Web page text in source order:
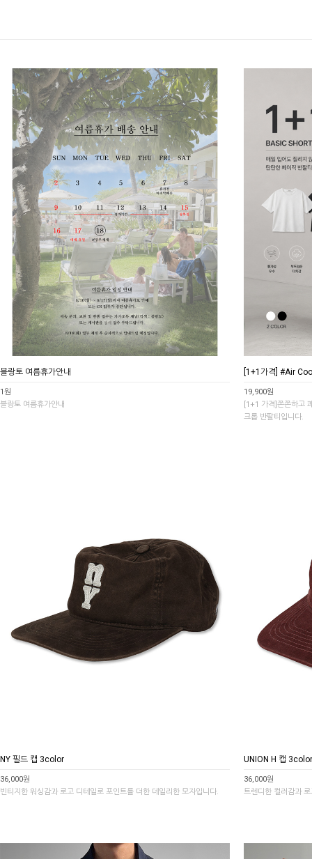
블랑토 여름휴가안내
1원
블랑토 여름휴가안내
[1+1가격] #Air
19,900원
[1+1 가격]쫀쫀하고
크롭 반팔티입니다.
NY 필드 캡 3color
36,000원
빈티지한 워싱감과 로고 디테일로 포인트를 더한 데일리한 모자입니다.
UNION H 캡 3color
36,000원
트렌디한 컬러감과